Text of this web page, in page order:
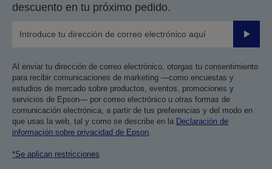
descuento en tu próximo pedido.
Enviar
Al enviar tu dirección de correo electrónico, otorgas tu consentimiento
para recibir comunicaciones de marketing —como encuestas y
estudios de mercado sobre productos, eventos, promociones y
servicios de Epson— por correo electrónico u otras formas de
comunicación electrónica, a partir de tus preferencias y del modo en
que usas la web, tal y como se describe en la Declaración de
información sobre privacidad de Epson.
*Se aplican restricciones